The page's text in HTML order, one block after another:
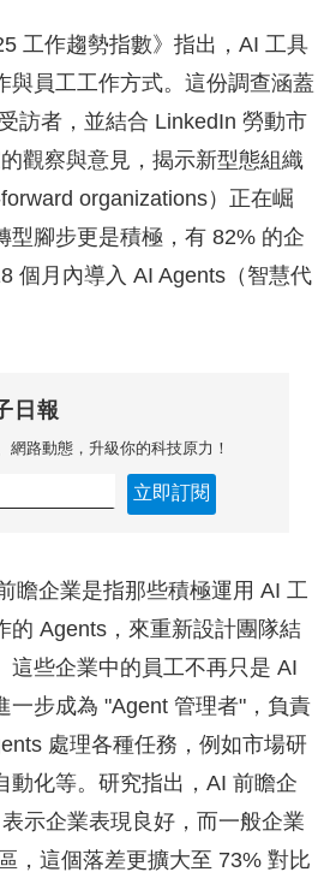
工作趨勢指數》指出，AI 工具
與員工工作方式。這份調查涵蓋
訪者，並結合 LinkedIn 勞動市
觀察與意見，揭示新型態組織
organizations）正在崛
型腳步更是積極，有 82% 的企
個月內導入 AI Agents（智慧代
日報
網路動態，升級你的科技原力！
立即訂閱
瞻企業是指那些積極運用 AI 工
的 Agents，來重新設計團隊結
這些企業中的員工不再只是 AI
一步成為 "Agent 管理者"，負責
處理各種任務，例如市場研
動化等。研究指出，AI 前瞻企
示企業表現良好，而一般企業
，這個落差更擴大至 73% 對比